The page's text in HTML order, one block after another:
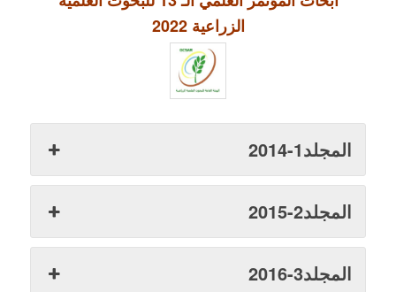
الزراعية 2022
المجلد1-2014
المجلد2-2015
المجلد3-2016